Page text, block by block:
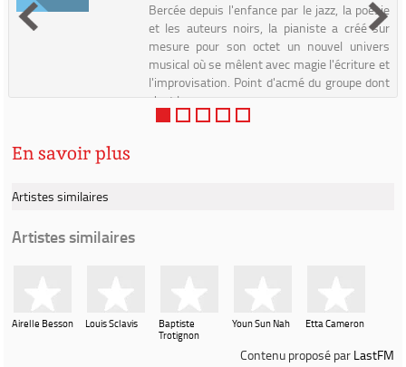
Bercée depuis l'enfance par le jazz, la poésie
et les auteurs noirs, la pianiste a créé sur
mesure pour son octet un nouvel univers
musical où se mêlent avec magie l'écriture et
l'improvisation. Point d'acmé du groupe dont
c'est l...
En savoir plus
Artistes similaires
Artistes similaires
Airelle Besson Louis Sclavis
Baptiste
Trotignon
Youn Sun Nah Etta Cameron
Contenu proposé par LastFM